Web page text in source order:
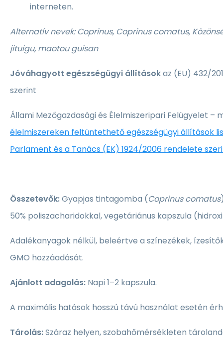
interneten.
Alternatív nevek: Coprinus, Coprinus comatus,
jituigu, maotou guisan
Jóváhagyott egészségügyi állításokaz (EU) 432/
szerint
Állami Mezőgazdasági és Élelmiszeripari Felügyelet –
élelmiszereken feltüntethető egészségügyi állítások
Parlament és a Tanács (EK) 1924/2006 rendelete
Összetevők:Gyapjas tintagomba (Coprinus comatus
50% poliszacharidokkal, vegetáriánus kapszula
Adalékanyagok nélkül, beleértve a színezékek,
GMO hozzáadását.
Ajánlott adagolás: Napi 1–2 kapszula.
A maximális hatások hosszú távú használat esetén
Tárolás:Száraz helyen, szobahőmérsékleten